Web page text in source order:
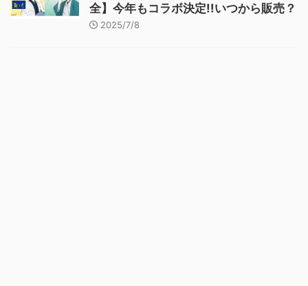
全】今年もコラボ決定!!いつから販売？
2025/7/8